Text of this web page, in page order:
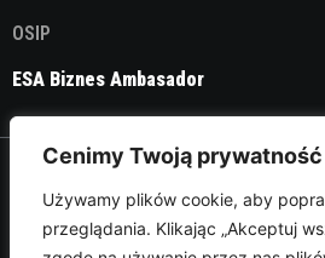
Cenimy Twoją prywatność
Używamy plików cookie, aby
przeglądania. Klikając „Akceptuj
OSIP
ESA Biznes Ambasador
Polityka